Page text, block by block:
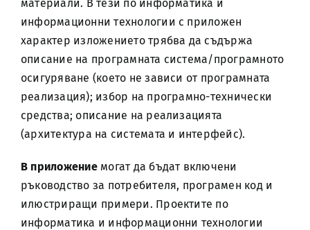
материали. В тези по информатика и
информационни технологии с приложен
характер изложението трябва да съдържа
описание на програмната система/програмното
осигуряване (което не зависи от програмната
реализация); избор на програмно-технически
средства; описание на реализацията
(архитектура на системата и интерфейс).
В приложениемогат да бъдат включени
ръководство за потребителя, програмен код и
илюстриращи примери. Проектите по
информатика и информационни технологии